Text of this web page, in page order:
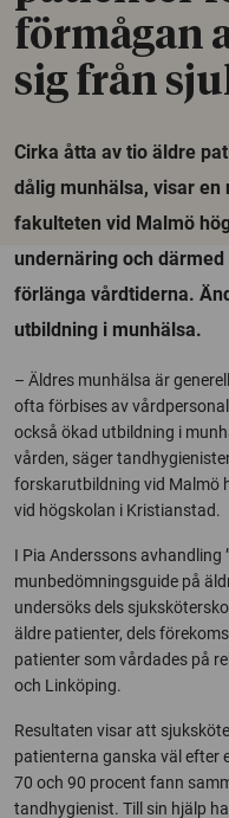
förmågan
sig från
Cirka åtta av tio äldre
dålig munhälsa, visar en
fakulteten vid Malmö
undernäring och
förlänga vårdtiderna.
utbildning i munhälsa.
– Äldres munhälsa är
ofta förbises av
också ökad utbildning i
vården, säger
forskarutbildning vid Malmö
vid högskolan i Kristianstad.
I Pia Anderssons avhandling
munbedömningsguide på
undersöks dels
äldre patienter, dels
patienter som vårdades på
och Linköping.
Resultaten visar att
patienterna ganska väl efter
70 och 90 procent fann
tandhygienist. Till sin hjälp